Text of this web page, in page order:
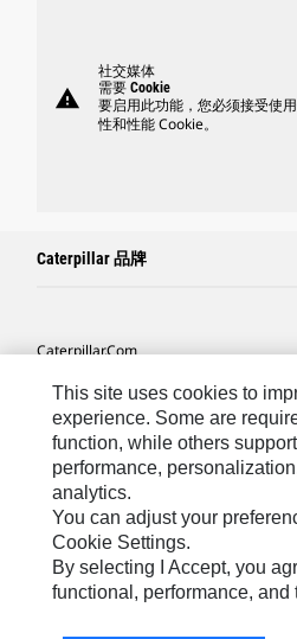
warning
社交媒体
需要 Cookie
要启用此功能，您必须接受使
性和性能 Cookie。
Caterpillar 品牌
Caterpillar.com
联系 Caterpillar
站点地图
Cookie Settings
法律
隐私
This site uses cookies to
experience. Some are
function, while others
performance,
analytics.
You can adjust your
Cookie Settings.
By selecting I Accept, you
functional, performance, and